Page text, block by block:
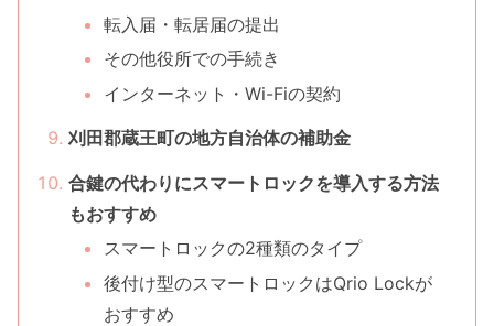
転入届・転居届の提出
その他役所での手続き
インターネット・Wi-Fiの契約
刈田郡蔵王町の地方自治体の補助金
合鍵の代わりにスマートロックを導入する方法
もおすすめ
スマートロックの2種類のタイプ
後付け型のスマートロックはQrio Lockが
おすすめ